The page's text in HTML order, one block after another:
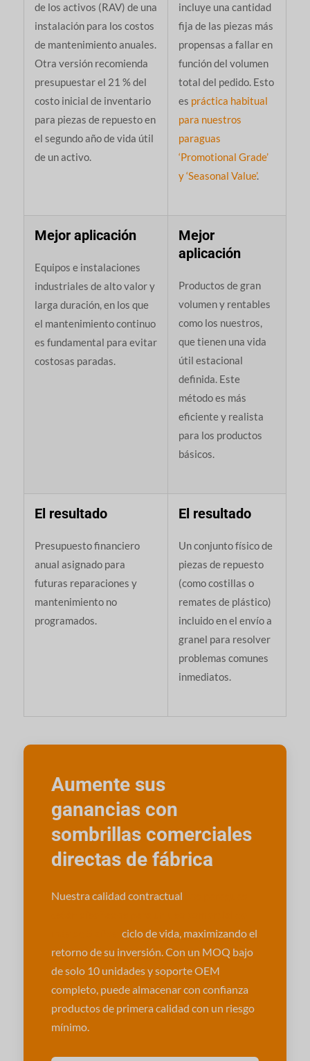
de los activos (RAV) de una
instalación para los costos
de mantenimiento anuales.
Otra versión recomienda
presupuestar el 21 % del
costo inicial de inventario
para piezas de repuesto en
el segundo año de vida útil
de un activo.
incluye una cantidad
fija de las piezas más
propensas a fallar en
función del volumen
total del pedido. Esto
es práctica habitual
para nuestros
paraguas
‘Promotional Grade’
y ‘Seasonal Value’.
Mejor aplicación
Equipos e instalaciones
industriales de alto valor y
larga duración, en los que
el mantenimiento continuo
es fundamental para evitar
costosas paradas.
Mejor
aplicación
Productos de gran
volumen y rentables
como los nuestros,
que tienen una vida
útil estacional
definida. Este
método es más
eficiente y realista
para los productos
básicos.
El resultado
Presupuesto financiero
anual asignado para
futuras reparaciones y
mantenimiento no
programados.
El resultado
Un conjunto físico de
piezas de repuesto
(como costillas o
remates de plástico)
incluido en el envío a
granel para resolver
problemas comunes
inmediatos.
Aumente sus
ganancias con
sombrillas comerciales
directas de fábrica
Nuestra calidad contractual
ciclo de vida, maximizando el
retorno de su inversión. Con un MOQ bajo
de solo 10 unidades y soporte OEM
completo, puede almacenar con confianza
productos de primera calidad con un riesgo
mínimo.